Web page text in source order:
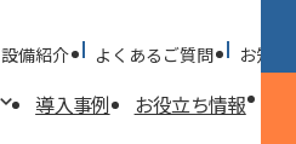
設備紹介 よくあるご質問 お知らせ
導入事例 お役立ち情報